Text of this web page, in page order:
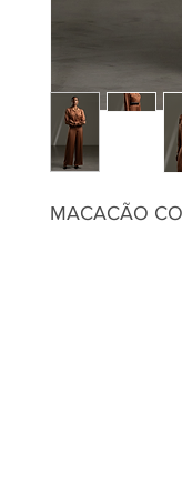
MACACÃO